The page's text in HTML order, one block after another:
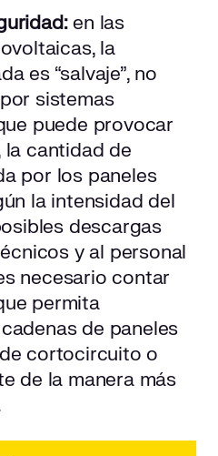
en las
la
es “salvaje”, no
sistemas
puede provocar
la cantidad de
por los paneles
la intensidad del
descargas
y al personal
necesario contar
permita
de paneles
cortocircuito o
de la manera más